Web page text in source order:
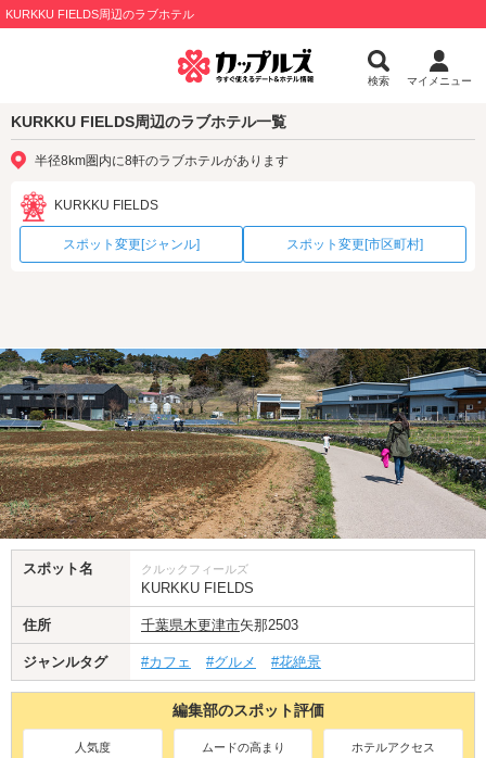
KURKKU FIELDS周辺のラブホテル
検索 マイメニュー
KURKKU FIELDS周辺のラブホテル一覧
半径8km圏内に8軒のラブホテルがあります
KURKKU FIELDS
スポット変更[ジャンル] スポット変更[市区町村]
スポット名 クルックフィールズ
KURKKU FIELDS
住所 千葉県木更津市矢那2503
ジャンルタグ #カフェ #グルメ #花絶景
編集部のスポット評価
人気度 ムードの高まり ホテルアクセス